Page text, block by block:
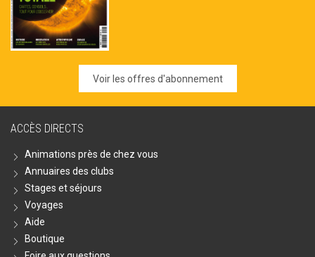
Voir les offres d'abonnement
ACCÈS DIRECTS
Animations près de chez vous
Annuaires des clubs
Stages et séjours
Voyages
Aide
Boutique